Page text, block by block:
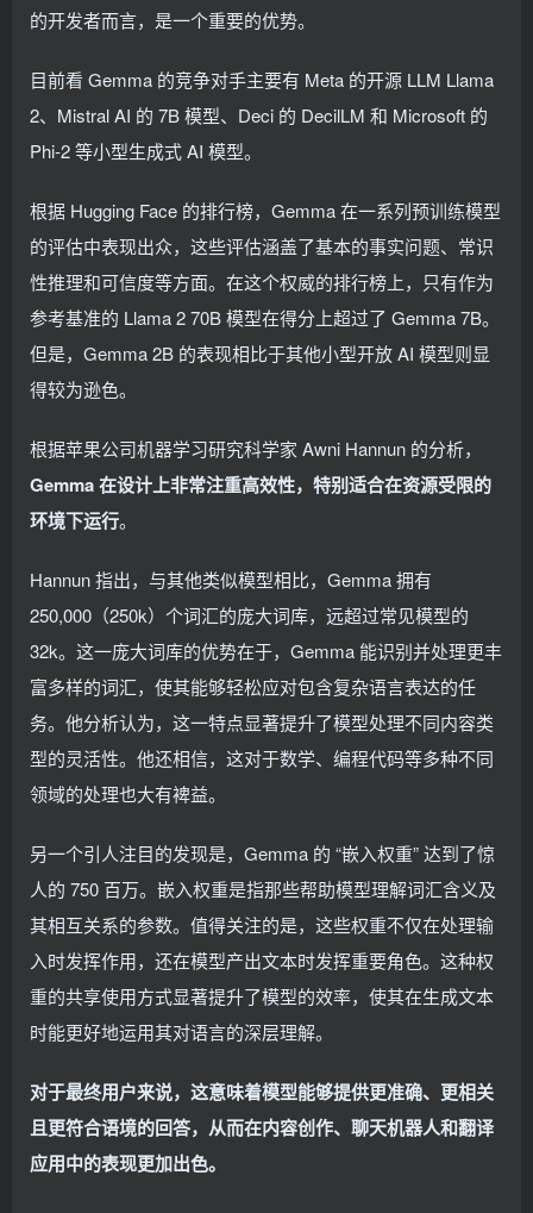
的开发者而言，是一个重要的优势。
目前看 Gemma 的竞争对手主要有 Meta 的开源 LLM Llama
2、Mistral AI 的 7B 模型、Deci 的 DecilLM 和 Microsoft 的
Phi-2 等小型生成式 AI 模型。
根据 Hugging Face 的排行榜，Gemma 在一系列预训练模型
的评估中表现出众，这些评估涵盖了基本的事实问题、常识
性推理和可信度等方面。在这个权威的排行榜上，只有作为
参考基准的 Llama 2 70B 模型在得分上超过了 Gemma 7B。
但是，Gemma 2B 的表现相比于其他小型开放 AI 模型则显
得较为逊色。
根据苹果公司机器学习研究科学家 Awni Hannun 的分析，
Gemma 在设计上非常注重高效性，特别适合在资源受限的
环境下运行。
Hannun 指出，与其他类似模型相比，Gemma 拥有
250,000（250k）个词汇的庞大词库，远超过常见模型的
32k。这一庞大词库的优势在于，Gemma 能识别并处理更丰
富多样的词汇，使其能够轻松应对包含复杂语言表达的任
务。他分析认为，这一特点显著提升了模型处理不同内容类
型的灵活性。他还相信，这对于数学、编程代码等多种不同
领域的处理也大有裨益。
另一个引人注目的发现是，Gemma 的 “嵌入权重” 达到了惊
人的 750 百万。嵌入权重是指那些帮助模型理解词汇含义及
其相互关系的参数。值得关注的是，这些权重不仅在处理输
入时发挥作用，还在模型产出文本时发挥重要角色。这种权
重的共享使用方式显著提升了模型的效率，使其在生成文本
时能更好地运用其对语言的深层理解。
对于最终用户来说，这意味着模型能够提供更准确、更相关
且更符合语境的回答，从而在内容创作、聊天机器人和翻译
应用中的表现更加出色。